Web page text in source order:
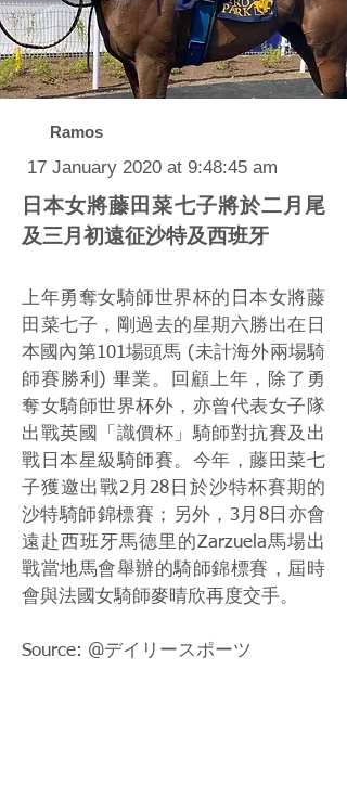
Ramos
17 January 2020 at 9:48:45 am
日本女將藤田菜七子將於二月尾
及三月初遠征沙特及西班牙
上年勇奪女騎師世界杯的日本女將藤
田菜七子，剛過去的星期六勝出在日
本國內第101場頭馬 (未計海外兩場騎
師賽勝利) 畢業。回顧上年，除了勇
奪女騎師世界杯外，亦曾代表女子隊
出戰英國「識價杯」騎師對抗賽及出
戰日本星級騎師賽。今年，藤田菜七
子獲邀出戰2月28日於沙特杯賽期的
沙特騎師錦標賽；另外，3月8日亦會
遠赴西班牙馬德里的Zarzuela馬場出
戰當地馬會舉辦的騎師錦標賽，屆時
會與法國女騎師麥晴欣再度交手。
Source: @デイリースポーツ